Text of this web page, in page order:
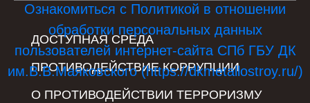
ДОСТУПНАЯ СРЕДА
ПРОТИВОДЕЙСТВИЕ КОРРУПЦИИ
О ПРОТИВОДЕЙСТВИИ ТЕРРОРИЗМУ
Ознакомиться с Политикой в отношении
обработки персональных данных
пользователей интернет-сайта СПб ГБУ ДК
им.В.В.Маяковского (https://dkmetallostroy.ru/)